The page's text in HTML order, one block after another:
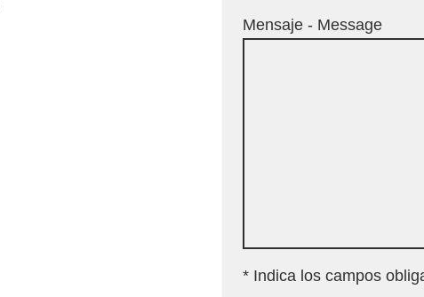
Mensaje - Message
* Indica los campos